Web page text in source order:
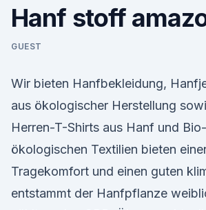
Hanf stoff
GUEST
Wir bieten Hanfbekleidung,
aus ökologischer Herstellung
Herren-T-Shirts aus Hanf und
ökologischen Textilien bieten
Tragekomfort und einen guten
entstammt der Hanfpflanze